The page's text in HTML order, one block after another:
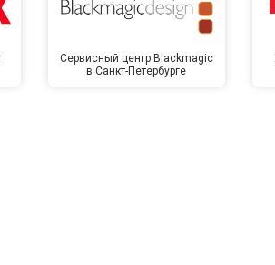
Сервисный центр Blackmagic
в Санкт-Петербурге